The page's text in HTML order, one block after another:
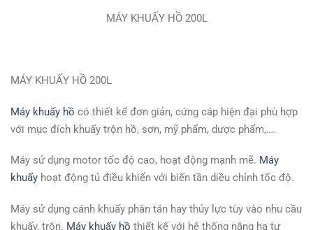
MÁY KHUẤY HỒ 200L
MÁY KHUẤY HỒ 200L
Máy khuấy hồ có thiết kế đơn giản, cứng cáp hiện đại phù hợp
với mục đích khuấy trộn hồ, sơn, mỹ phẩm, dược phẩm,….
Máy sử dụng motor tốc độ cao, hoạt động mạnh mẽ. Máy
khuấy hoạt động tủ điều khiển với biến tần diều chỉnh tốc độ.
Máy sử dụng cánh khuấy phân tán hay thủy lực tùy vào nhu cầu
khuấy, trộn. Máy khuấy hồ thiết kế với hệ thống nâng hạ tự